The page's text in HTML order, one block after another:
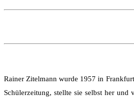
Rainer Zitelmann wurde 1957 in
Schülerzeitung, stellte sie selbst her